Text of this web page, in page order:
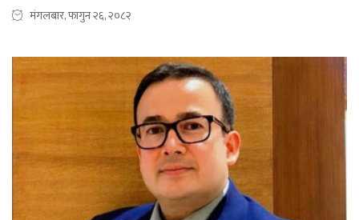
मंगलबार, फागुन २६, २०८२